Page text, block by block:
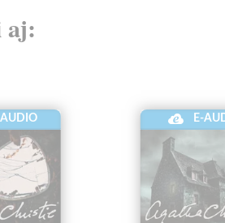
aj:
AUDIO E-